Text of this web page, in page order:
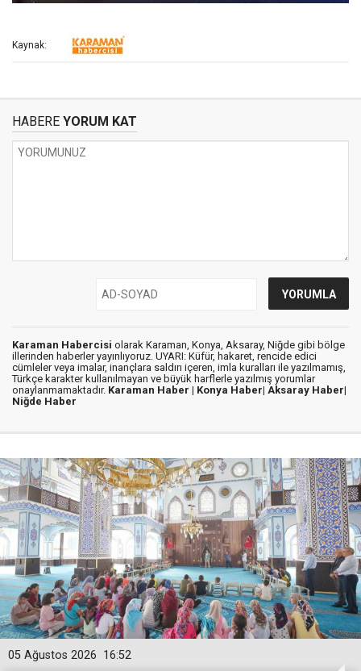
Kaynak:
HABERE YORUM KAT
Karaman Habercisi olarak Karaman, Konya, Aksaray, Niğde gibi bölge
illerinden haberler yayınlıyoruz. UYARI: Küfür, hakaret, rencide edici
cümleler veya imalar, inançlara saldırı içeren, imla kuralları ile yazılmamış,
Türkçe karakter kullanılmayan ve büyük harflerle yazılmış yorumlar
onaylanmamaktadır. Karaman Haber | Konya Haber| Aksaray Haber|
Niğde Haber
16:52
05 Ağustos 2026